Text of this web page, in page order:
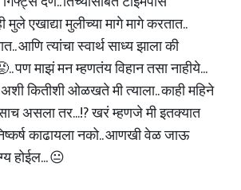
मुले एखाद्या मुलीच्या मागे मागे करतात..
आणि त्यांचा स्वार्थ साध्य झाला की
पण माझं मन म्हणतंय विहान तसा नाहीये...
कितीशी ओळखते मी त्याला.. काही महिने
असला तर...!? खरं म्हणजे मी इतक्यात
काढायला नको.. आणखी वेळ जाऊ
होईल... 😐